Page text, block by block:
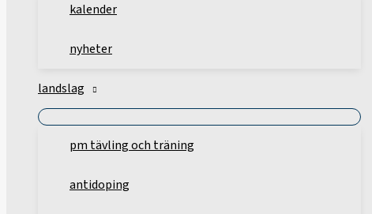
kalender
nyheter
landslag
pm tävling och träning
antidoping